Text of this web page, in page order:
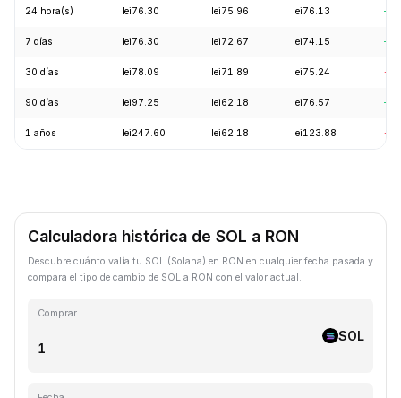
24 hora(s) lei76.30 lei75.96 lei76.13
7 días lei76.30 lei72.67 lei74.15
30 días lei78.09 lei71.89 lei75.24 -
90 días lei97.25 lei62.18 lei76.57
1 años lei247.60 lei62.18 lei123.88 -
Calculadora histórica de SOL a RON
Descubre cuánto valía tu SOL (Solana) en RON en cualquier fecha pasada y
compara el tipo de cambio de SOL a RON con el valor actual.
Comprar
SOL